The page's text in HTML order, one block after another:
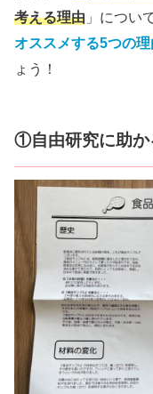
考える理由 」につい
オススメする5つの理
ょう！
①自由研究に助か